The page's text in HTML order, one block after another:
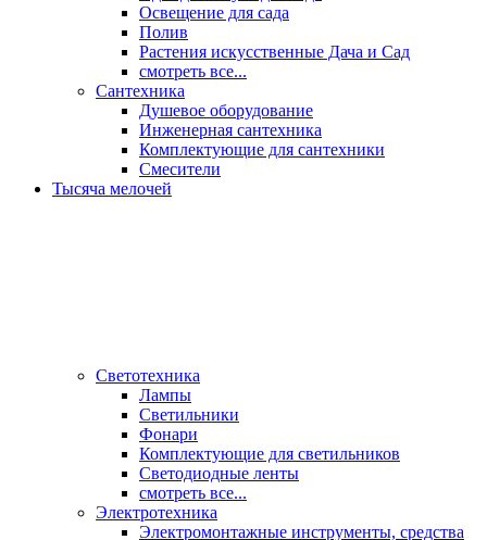
Освещение для сада
Полив
Растения искусственные Дача и Сад
смотреть все...
Сантехника
Душевое оборудование
Инженерная сантехника
Комплектующие для сантехники
Смесители
Тысяча мелочей
Светотехника
Лампы
Светильники
Фонари
Комплектующие для светильников
Светодиодные ленты
смотреть все...
Электротехника
Электромонтажные инструменты, средства